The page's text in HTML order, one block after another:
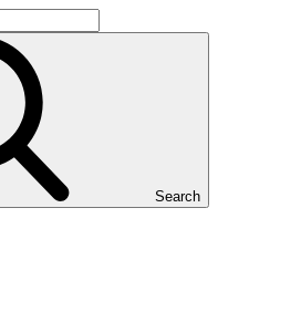
Search